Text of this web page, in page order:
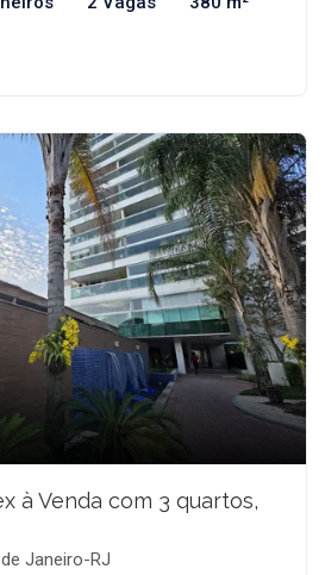
à Venda com 3 quartos,
Janeiro-RJ